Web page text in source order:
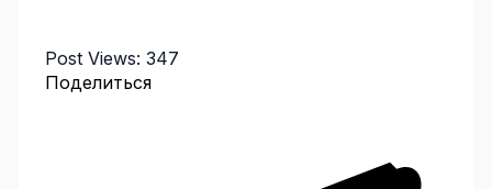
Post Views: 347
Поделиться